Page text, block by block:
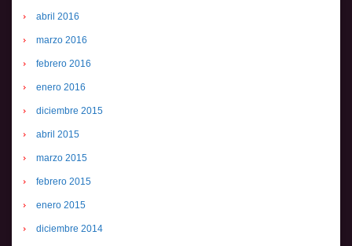
abril 2016
marzo 2016
febrero 2016
enero 2016
diciembre 2015
abril 2015
marzo 2015
febrero 2015
enero 2015
diciembre 2014